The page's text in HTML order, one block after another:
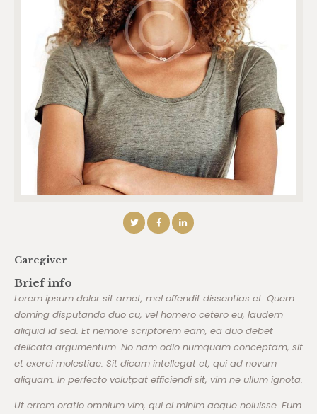
Caregiver
Brief info
Lorem ipsum dolor sit amet, mel offendit dissentias et. Quem
doming disputando duo cu, vel homero cetero eu, laudem
aliquid id sed. Et nemore scriptorem eam, ea duo debet
delicata argumentum. No nam odio numquam conceptam, sit
et exerci molestiae. Sit dicam intellegat et, qui ad novum
aliquam. In perfecto volutpat efficiendi sit, vim ne ullum ignota.
Ut errem oratio omnium vim, qui ei minim aeque noluisse. Eum